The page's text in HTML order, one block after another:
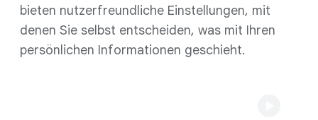
bieten nutzerfreundliche Einstellungen, mit
denen Sie selbst entscheiden, was mit Ihren
persönlichen Informationen geschieht.